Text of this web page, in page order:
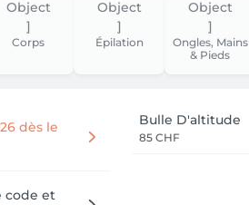
Corps Épilation
Ongles, Mains
& Pieds
dès le
code et
Bulle D'altitude
85 CHF